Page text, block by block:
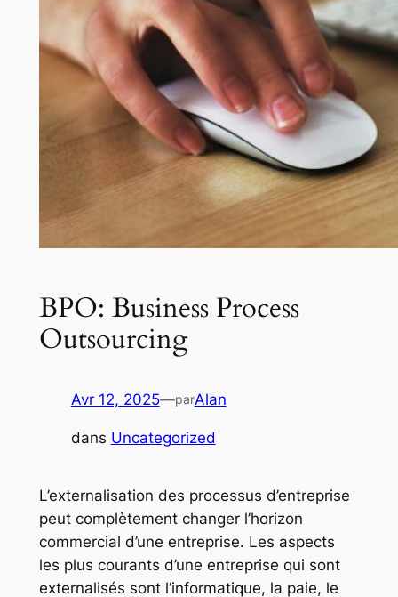
BPO: Business Process
Outsourcing
Avr 12, 2025—parAlan
dans Uncategorized
L’externalisation des processus d’entreprise
peut complètement changer l’horizon
commercial d’une entreprise. Les aspects
les plus courants d’une entreprise qui sont
externalisés sont l’informatique, la paie, le